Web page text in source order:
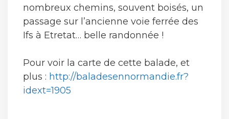
nombreux chemins, souvent boisés, un
passage sur l’ancienne voie ferrée des
Ifs à Etretat… belle randonnée !
Pour voir la carte de cette balade, et
plus : http://baladesennormandie.fr?
idext=1905